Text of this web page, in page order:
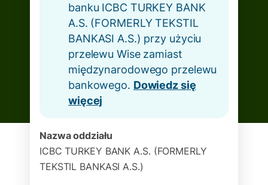
banku ICBC TURKEY BANK
A.S. (FORMERLY TEKSTIL
BANKASI A.S.) przy użyciu
przelewu Wise zamiast
międzynarodowego przelewu
bankowego. Dowiedz się
więcej
Nazwa oddziału
ICBC TURKEY BANK A.S. (FORMERLY
TEKSTIL BANKASI A.S.)